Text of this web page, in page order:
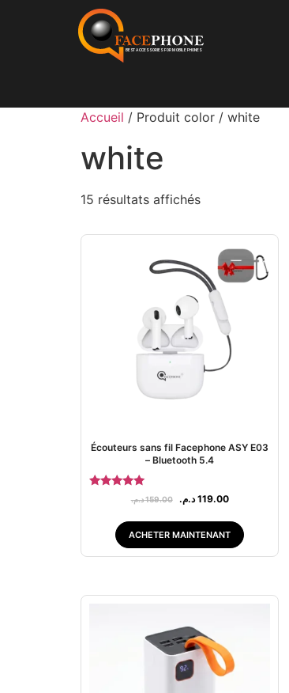
Accueil / Produit color / white
white
15 résultats affichés
Écouteurs sans fil Facephone ASY E03
– Bluetooth 5.4
159.00د.م. 119.00 د.م.
ACHETER MAINTENANT